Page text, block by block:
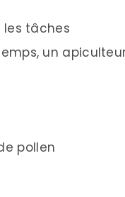
les tâches
un
pollen